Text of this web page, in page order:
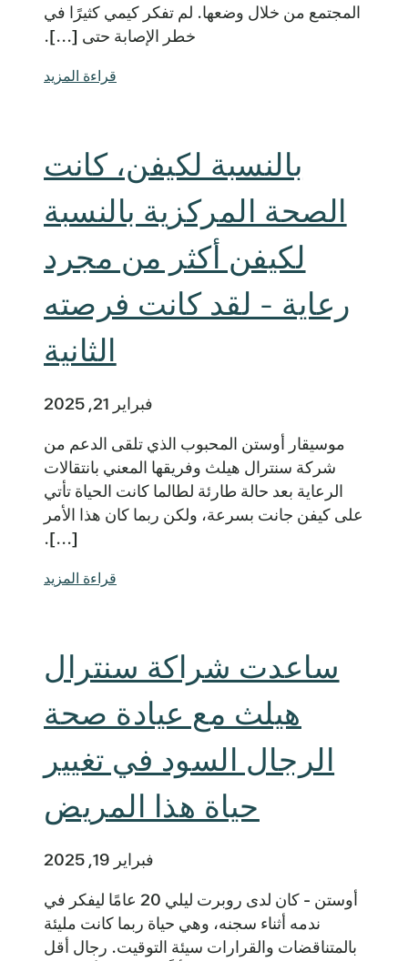
المجتمع من خلال وضعها. لم تفكر كيمي كثيرًا في
خطر الإصابة حتى [...].
قراءة المزيد
بالنسبة لكيفن، كانت
الصحة المركزية بالنسبة
لكيفن أكثر من مجرد
رعاية - لقد كانت فرصته
الثانية
فبراير 21, 2025
موسيقار أوستن المحبوب الذي تلقى الدعم من
شركة سنترال هيلث وفريقها المعني بانتقالات
الرعاية بعد حالة طارئة لطالما كانت الحياة تأتي
على كيفن جانت بسرعة، ولكن ربما كان هذا الأمر
[...].
قراءة المزيد
ساعدت شراكة سنترال
هيلث مع عيادة صحة
الرجال السود في تغيير
حياة هذا المريض
فبراير 19, 2025
أوستن - كان لدى روبرت ليلي 20 عامًا ليفكر في
ندمه أثناء سجنه، وهي حياة ربما كانت مليئة
بالمتناقضات والقرارات سيئة التوقيت. رجال أقل